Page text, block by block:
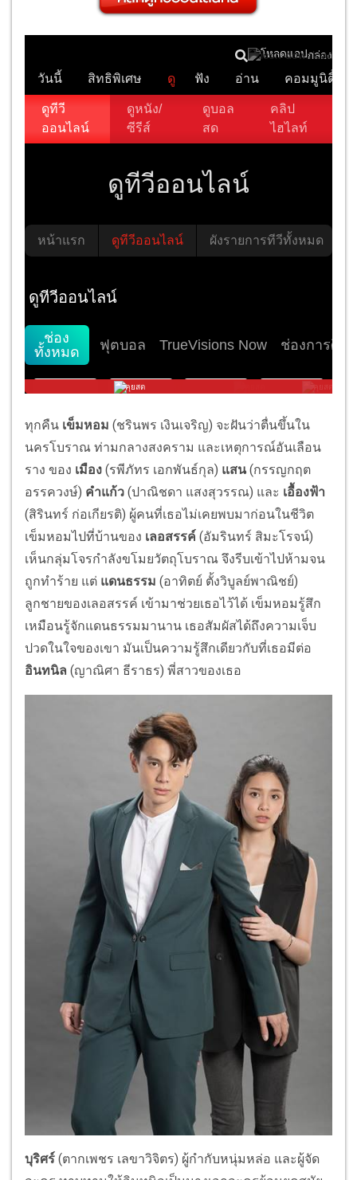
ทุกคืน เข็มหอม (ชรินพร เงินเจริญ) จะฝันว่าตื่นขึ้นใน
นครโบราณ ท่ามกลางสงคราม และเหตุการณ์อันเลือน
ราง ของ เมือง (รพีภัทร เอกพันธ์กุล) แสน(กรรญกฤต
อรรควงษ์) คำแก้ว (ปาณิชดา แสงสุวรรณ) และ เอื้องฟ้า
(สิรินทร์ ก่อเกียรติ) ผู้คนที่เธอไม่เคยพบมาก่อนในชีวิต
เข็มหอมไปที่บ้านของ เลอสรรค์ (อัมรินทร์ สิมะโรจน์)
เห็นกลุ่มโจรกำลังขโมยวัตถุโบราณ จึงรีบเข้าไปห้ามจน
ถูกทำร้าย แต่ แดนธรรม (อาทิตย์ ตั้งวิบูลย์พาณิชย์)
ลูกชายของเลอสรรค์ เข้ามาช่วยเธอไว้ได้ เข็มหอมรู้สึก
เหมือนรู้จักแดนธรรมมานาน เธอสัมผัสได้ถึงความเจ็บ
ปวดในใจของเขา มันเป็นความรู้สึกเดียวกับที่เธอมีต่อ
อินทนิล (ญาณิศา ธีราธร) พี่สาวของเธอ
บุริศร์ (ตากเพชร เลขาวิจิตร) ผู้กำกับหนุ่มหล่อ และผู้จัด